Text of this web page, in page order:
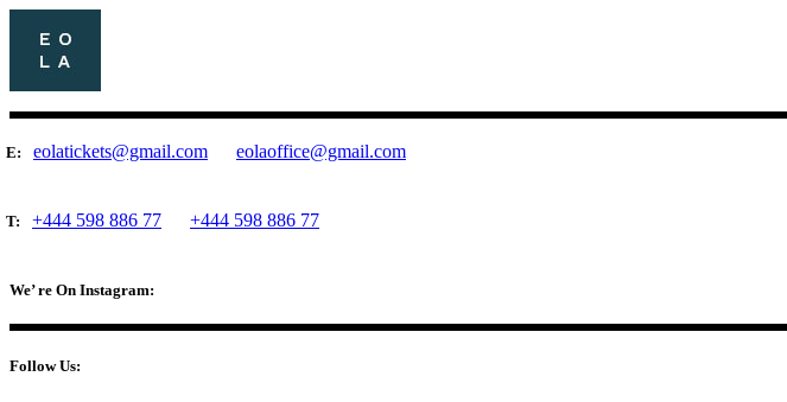
E: eolatickets@gmail.com eolaoffice@gmail.com
T: +444 598 886 77 +444 598 886 77
We’ re On Instagram:
Follow Us: